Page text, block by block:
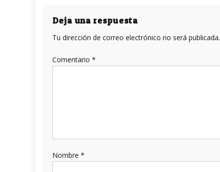
entradas
Deja una respuesta
Tu dirección de correo electrónico no será publicada.
Comentario *
Nombre *